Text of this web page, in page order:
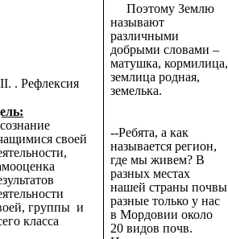
. Рефлексия
своей
группы и
класса
Поэтому Землю
называют
различными
добрыми словами –
матушка, кормилица,
землица родная,
земелька.
--Ребята, а как
называется регион,
где мы живем? В
разных местах
нашей страны почвы
разные только у нас
в Мордовии около
20 видов почв.